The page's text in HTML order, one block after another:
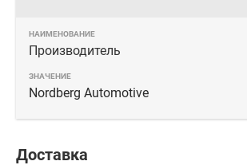
Производитель
Nordberg Automotive
Доставка